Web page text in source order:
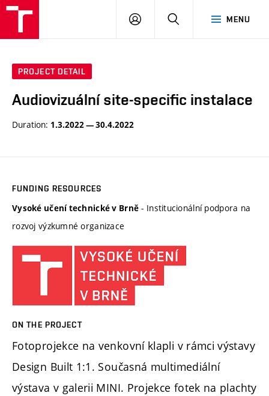
MENU
LOGIN SEARCH
PROJECT DETAIL
Audiovizuální site-specific instalace
Duration: 1.3.2022 — 30.4.2022
FUNDING RESOURCES
Vysoké učení technické v Brně - Institucionální podpora na
rozvoj výzkumné organizace
ON THE PROJECT
Fotoprojekce na venkovní klapli v rámci výstavy
Design Built 1:1. Současná multimediální
výstava v galerii MINI. Projekce fotek na plachty